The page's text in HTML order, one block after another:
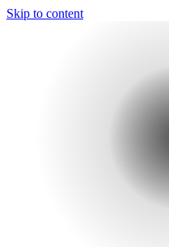
Skip to content